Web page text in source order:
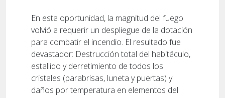
En esta oportunidad, la magnitud del fuego
volvió a requerir un despliegue de la dotación
para combatir el incendio. El resultado fue
devastador: Destrucción total del habitáculo,
estallido y derretimiento de todos los
cristales (parabrisas, luneta y puertas) y
daños por temperatura en elementos del